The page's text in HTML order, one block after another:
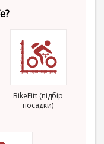
BikeFitt (підбір
посадки)